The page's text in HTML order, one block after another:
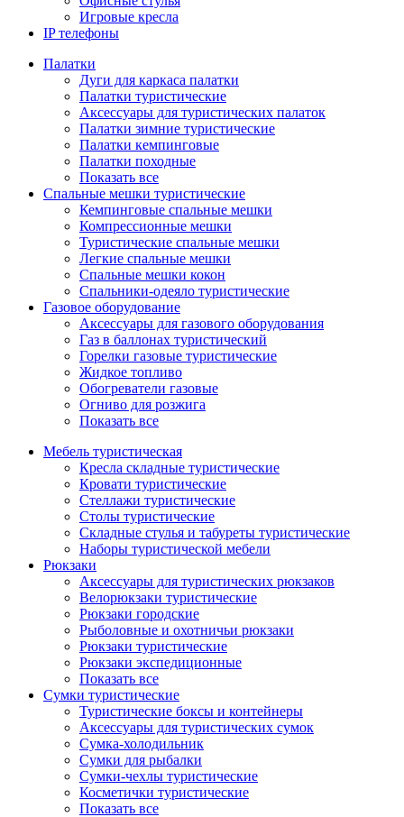
Игровые кресла
IP телефоны
Палатки
Дуги для каркаса палатки
Палатки туристические
Аксессуары для туристических палаток
Палатки зимние туристические
Палатки кемпинговые
Палатки походные
Показать все
Спальные мешки туристические
Кемпинговые спальные мешки
Компрессионные мешки
Туристические спальные мешки
Легкие спальные мешки
Спальные мешки кокон
Спальники-одеяло туристические
Газовое оборудование
Аксессуары для газового оборудования
Газ в баллонах туристический
Горелки газовые туристические
Жидкое топливо
Обогреватели газовые
Огниво для розжига
Показать все
Мебель туристическая
Кресла складные туристические
Кровати туристические
Стеллажи туристические
Столы туристические
Складные стулья и табуреты туристические
Наборы туристической мебели
Рюкзаки
Аксессуары для туристических рюкзаков
Велорюкзаки туристические
Рюкзаки городские
Рыболовные и охотничьи рюкзаки
Рюкзаки туристические
Рюкзаки экспедиционные
Показать все
Сумки туристические
Туристические боксы и контейнеры
Аксессуары для туристических сумок
Сумка-холодильник
Сумки для рыбалки
Сумки-чехлы туристические
Косметички туристические
Показать все